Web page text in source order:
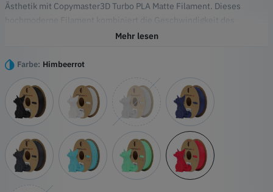
Ästhetik mit Copymaster3D Turbo PLA Matte Filament. Dieses
hochmoderne Filament kombiniert die Geschwindigkeit des
Turbodrucks mit dem raffinierten Finish einer matten Oberfläche
für Deine 3D-Druckprojekte.
Höhepunkte
Mattes Finish Exzellenz
Hochwertige PLA-Basis
Präzise Detailarbeit
Mehr lesen
Farbe: Himbeerrot